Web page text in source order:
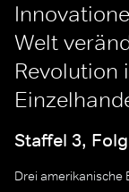
Welt
Revolution
Staffel 3,
Drei amerikanische